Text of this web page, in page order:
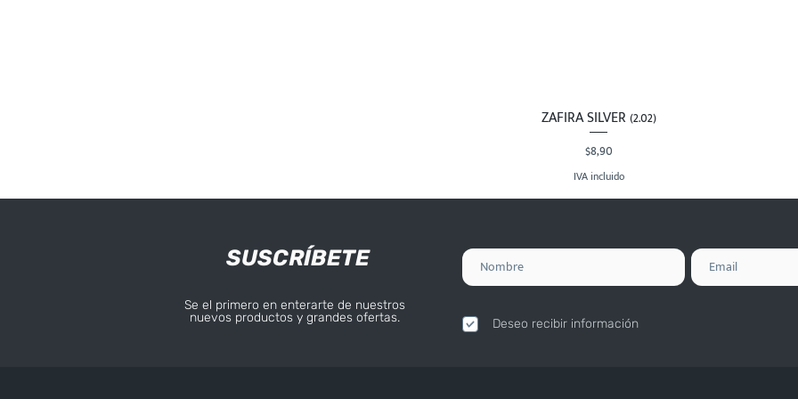
Vista rápida
ZAFIRA SILVER (2.02)
Precio
$8,90
IVA incluido
SUSCRÍBETE
Se el primero en enterarte de nuestros
nuevos productos y grandes ofertas.
Deseo recibir información